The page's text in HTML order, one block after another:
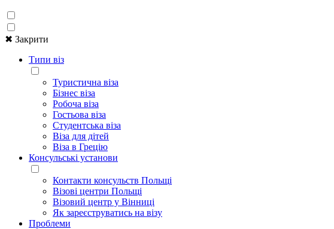
✖ Закрити
Типи віз
Туристична віза
Бізнес віза
Робоча віза
Гостьова віза
Студентська віза
Віза для дітей
Віза в Грецію
Консульські установи
Контакти консульств Польщі
Візові центри Польщі
Візовий центр у Вінниці
Як зареєструватись на візу
Проблеми